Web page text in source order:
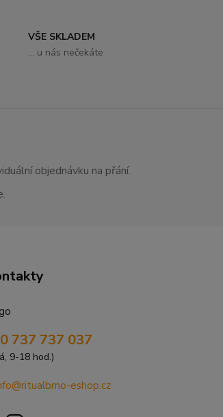
VŠE SKLADEM
... u nás nečekáte
objednávku na přání.
737 737 037
9-18 hod.)
eshop.cz